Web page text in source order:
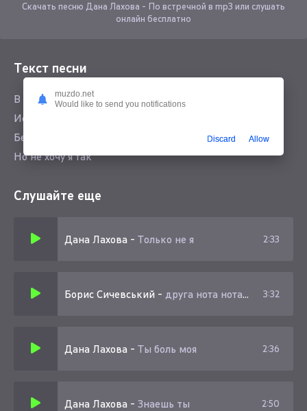
Скачать песню Дана Лахова - По встречной в mp3 или слушать
онлайн бесплатно
Текст песни
В разных городах
Искать друг друга
Бесполезно честно
Но не хочу я так
Слушайте еще
Дана Лахова - Только не я 2:33
Борис Сичевський - друга нота нота нас горілка не бере 3:32
Дана Лахова - Ты боль моя 2:36
Дана Лахова - Знаешь ты 2:50
muzdo.net
Would like to send you notifications
Discard Allow